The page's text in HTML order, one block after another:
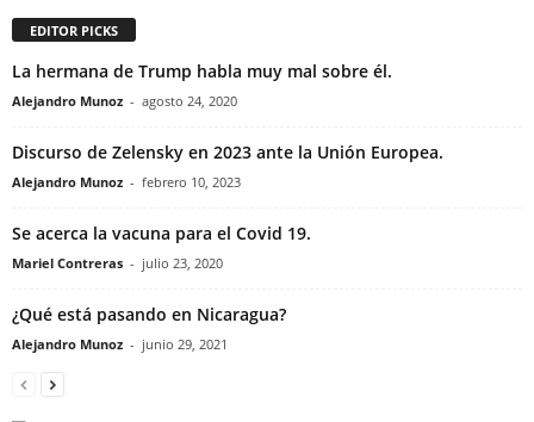
EDITOR PICKS
La hermana de Trump habla muy mal sobre él.
Alejandro Munoz - agosto 24, 2020
Discurso de Zelensky en 2023 ante la Unión Europea.
Alejandro Munoz - febrero 10, 2023
Se acerca la vacuna para el Covid 19.
Mariel Contreras - julio 23, 2020
¿Qué está pasando en Nicaragua?
Alejandro Munoz - junio 29, 2021